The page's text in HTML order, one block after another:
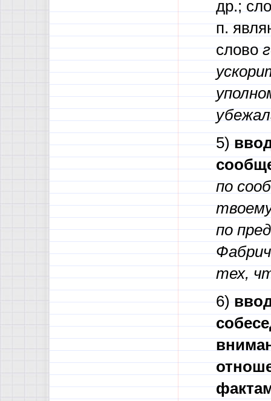
др.;
п.
слово
5)
по
по
тех,
6)